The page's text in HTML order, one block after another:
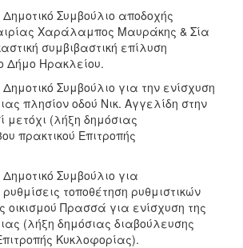
Συμβούλιο αποδοχής
Χαράλαμπος Μαυράκης & Σία
συμβιβαστική επίλυση
Δήμο Ηρακλείου.
Συμβούλιο για την ενίσχυση
πλησίον οδού Νικ. Αγγελίδη στην
μετόχι (λήξη δημόσιας
πρακτικού Επιτροπής
Συμβούλιο για
τοποθέτηση ρυθμιστικών
οικισμού Πρασσά για ενίσχυση της
(λήξη δημόσιας διαβούλευσης
Κυκλοφορίας).